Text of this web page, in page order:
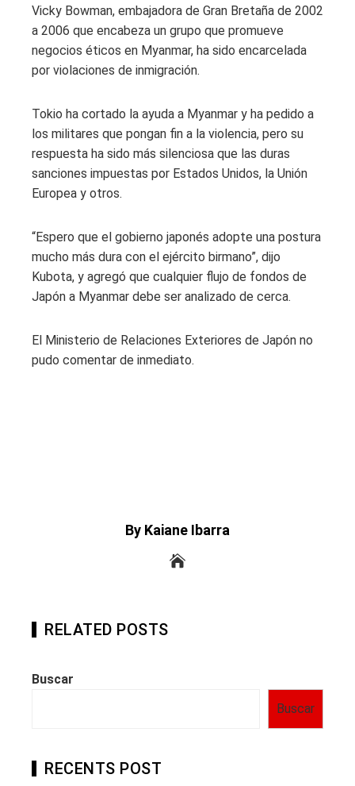
Vicky Bowman, embajadora de Gran Bretaña de 2002
a 2006 que encabeza un grupo que promueve
negocios éticos en Myanmar, ha sido encarcelada
por violaciones de inmigración.
Tokio ha cortado la ayuda a Myanmar y ha pedido a
los militares que pongan fin a la violencia, pero su
respuesta ha sido más silenciosa que las duras
sanciones impuestas por Estados Unidos, la Unión
Europea y otros.
“Espero que el gobierno japonés adopte una postura
mucho más dura con el ejército birmano”, dijo
Kubota, y agregó que cualquier flujo de fondos de
Japón a Myanmar debe ser analizado de cerca.
El Ministerio de Relaciones Exteriores de Japón no
pudo comentar de inmediato.
By Kaiane Ibarra
RELATED POSTS
Buscar
Buscar
RECENTS POST